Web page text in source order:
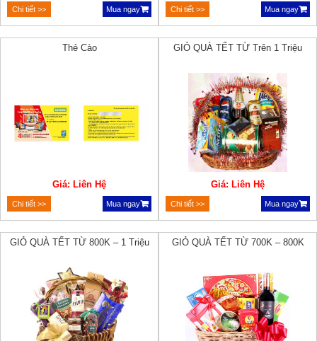
Chi tiết >> Mua ngay Chi tiết >> Mua ngay
Thẻ Cào
Giá: Liên Hệ
Chi tiết >> Mua ngay
GIỎ QUÀ TẾT TỪ Trên 1 Triệu
Giá: Liên Hệ
Chi tiết >> Mua ngay
GIỎ QUÀ TẾT TỪ 800K – 1 Triệu GIỎ QUÀ TẾT TỪ 700K – 800K